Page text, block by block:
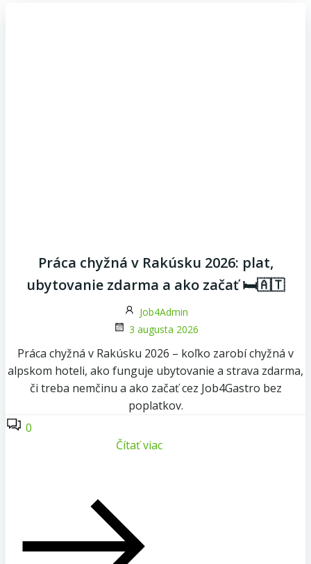
Práca chyžná v Rakúsku 2026: plat,
ubytovanie zdarma a ako začať 🛏️🇦🇹
Job4Admin
3 augusta 2026
Práca chyžná v Rakúsku 2026 – koľko zarobí chyžná v
alpskom hoteli, ako funguje ubytovanie a strava zdarma,
či treba nemčinu a ako začať cez Job4Gastro bez
poplatkov.
0
Čítať viac